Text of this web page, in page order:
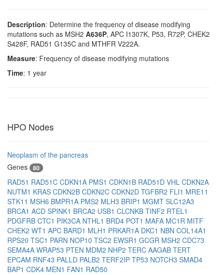
Description: Determine the frequency of disease modifying
mutations such as MSH2 A636P, APC I1307K, P53, R72P, CHEK2
S428F, RAD51 G135C and MTHFR V222A.
Measure: Frequency of disease modifying mutations
Time: 1 year
HPO Nodes
Neoplasm of the pancreas
Genes
80
RAD51 RAD51C CDKN1A PMS1 CDKN1B RAD51D VHL CDKN2A
NUTM1 KRAS CDKN2B CDKN2C CDKN2D TGFBR2 FLI1 MRE11
STK11 MSH6 BMPR1A PMS2 MLH3 BRIP1 MGMT SLC12A3
BRCA1 ACD SPINK1 BRCA2 USB1 CLCNKB TINF2 RTEL1
PDGFRB CTC1 PIK3CA NTHL1 BRD4 POT1 MAFA MC1R MITF
CHEK2 WT1 APC BARD1 MLH1 PRKAR1A DKC1 NBN COL14A1
RPS20 TSC1 PARN NOP10 TSC2 EWSR1 GCGR MSH2 CDC73
SEMA4A WRAP53 PTEN MDM2 NHP2 TERC AAGAB TERT
EPCAM RNF43 PALLD PALB2 TERF2IP TP53 NOTCH3 SMAD4
BAP1 CDK4 MEN1 FAN1 RAD50